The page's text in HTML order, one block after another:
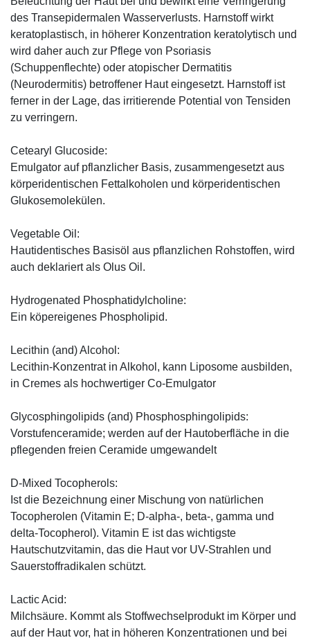
des Transepidermalen Wasserverlusts. Harnstoff wirkt
keratoplastisch, in höherer Konzentration keratolytisch und
wird daher auch zur Pflege von Psoriasis
(Schuppenflechte) oder atopischer Dermatitis
(Neurodermitis) betroffener Haut eingesetzt. Harnstoff ist
ferner in der Lage, das irritierende Potential von Tensiden
zu verringern.
Cetearyl Glucoside:
Emulgator auf pflanzlicher Basis, zusammengesetzt aus
körperidentischen Fettalkoholen und körperidentischen
Glukosemolekülen.
Vegetable Oil:
Hautidentisches Basisöl aus pflanzlichen Rohstoffen, wird
auch deklariert als Olus Oil.
Hydrogenated Phosphatidylcholine:
Ein köpereigenes Phospholipid.
Lecithin (and) Alcohol:
Lecithin-Konzentrat in Alkohol, kann Liposome ausbilden,
in Cremes als hochwertiger Co-Emulgator
Glycosphingolipids (and) Phosphosphingolipids:
Vorstufenceramide; werden auf der Hautoberfläche in die
pflegenden freien Ceramide umgewandelt
D-Mixed Tocopherols:
Ist die Bezeichnung einer Mischung von natürlichen
Tocopherolen (Vitamin E; D-alpha-, beta-, gamma und
delta-Tocopherol). Vitamin E ist das wichtigste
Hautschutzvitamin, das die Haut vor UV-Strahlen und
Sauerstoffradikalen schützt.
Lactic Acid:
Milchsäure. Kommt als Stoffwechselprodukt im Körper und
auf der Haut vor, hat in höheren Konzentrationen und bei